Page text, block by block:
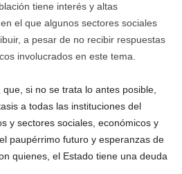
tiene interés y altas
el que algunos sectores sociales
a pesar de no recibir respuestas
involucrados en este tema.
si no se trata lo antes posible,
a todas las instituciones del
y sectores sociales, económicos y
paupérrimo futuro y esperanzas de
quienes, el Estado tiene una deuda